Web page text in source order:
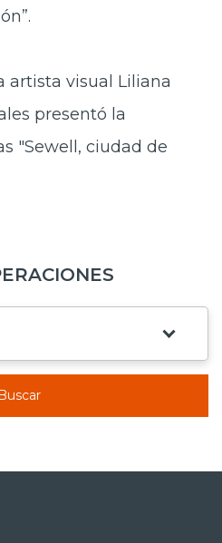
artista visual Liliana
presentó la
"Sewell, ciudad de
Buscar